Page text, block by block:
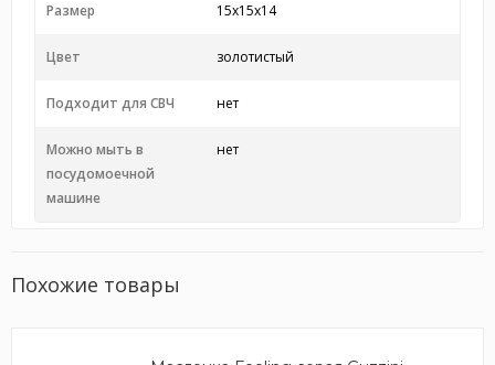
Размер 15х15х14
Цвет золотистый
Подходит для СВЧ нет
Можно мыть в
посудомоечной
машине
нет
Похожие товары